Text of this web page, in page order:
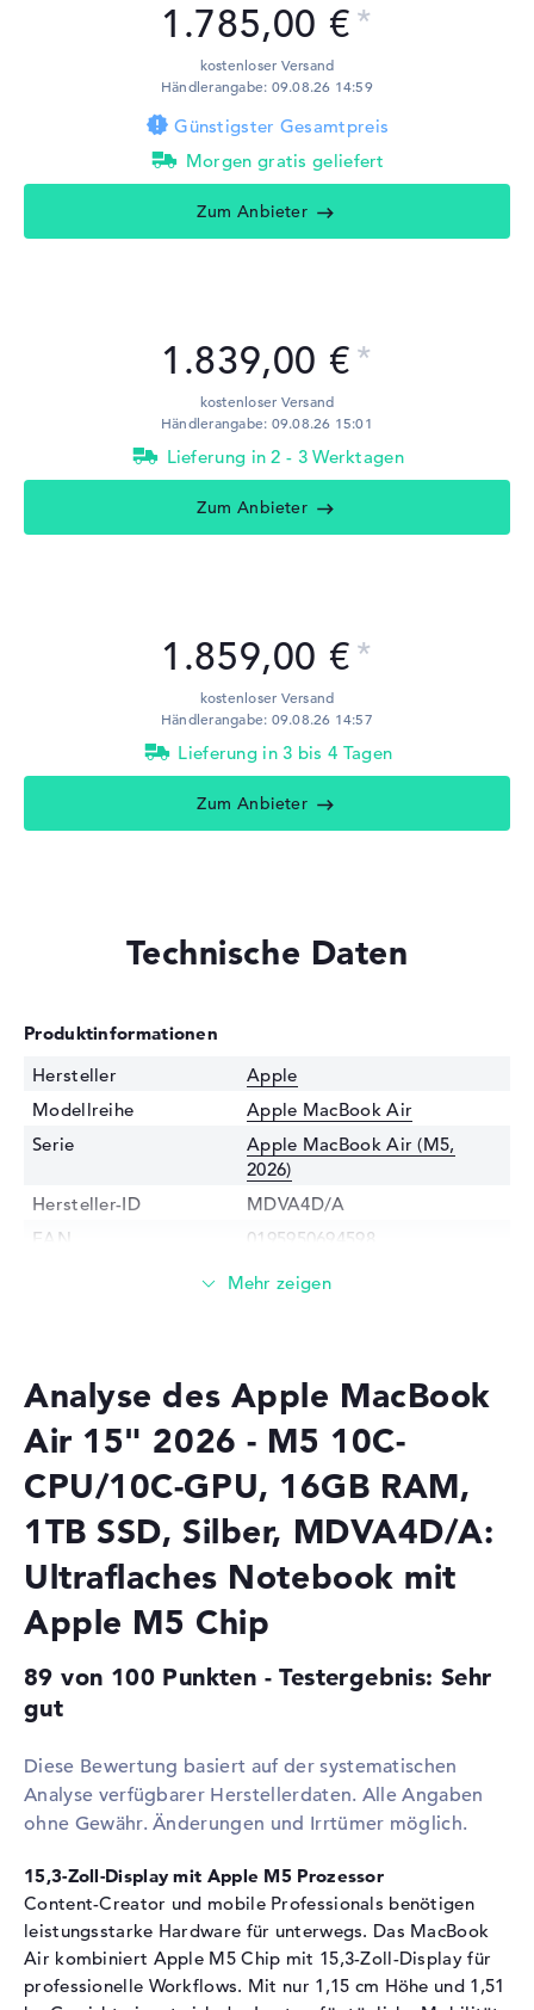
1.785,00 €
kostenloser Versand
Händlerangabe: 09.08.26 14:59
Günstigster Gesamtpreis
Morgen gratis geliefert
Zum Anbieter
1.839,00 €
kostenloser Versand
Händlerangabe: 09.08.26 15:01
Lieferung in 2 - 3 Werktagen
Zum Anbieter
1.859,00 €
kostenloser Versand
Händlerangabe: 09.08.26 14:57
Lieferung in 3 bis 4 Tagen
Zum Anbieter
Technische Daten
Produktinformationen
Hersteller
Apple
Modellreihe
Apple MacBook Air
Serie
Apple MacBook Air (M5,
2026)
Hersteller-ID
MDVA4D/A
EAN
0195950694598
Multi-Core-
Technologie
Deca-Core
Cache
28 MB (L2-Cache)
Grafikkarte
Grafikprozessor
Apple M5 10-Core GPU
RAM
1. Steckplatz
16 GB
Installiert
16 GB
Technologie
Festplatte
1 TB SSD
Schnittstelle
PCIe
Laufwerks-Typ
ohne Laufwerk
Display
Display-Typ
15,3" TFT
Analyse des Apple MacBook
Air 15" 2026 - M5 10C-
CPU/10C-GPU, 16GB RAM,
1TB SSD, Silber, MDVA4D/A:
Ultraflaches Notebook mit
Apple M5 Chip
89 von 100 Punkten - Testergebnis: Sehr
gut
Diese Bewertung basiert auf der systematischen
Analyse verfügbarer Herstellerdaten. Alle Angaben
ohne Gewähr. Änderungen und Irrtümer möglich.
15,3-Zoll-Display mit Apple M5 Prozessor
Content-Creator und mobile Professionals benötigen
leistungsstarke Hardware für unterwegs. Das MacBook
Air kombiniert Apple M5 Chip mit 15,3-Zoll-Display für
professionelle Workflows. Mit nur 1,15 cm Höhe und 1,51